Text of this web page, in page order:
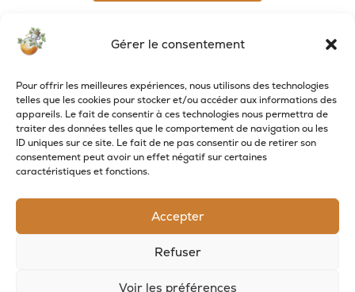
Gérer le consentement
Pour offrir les meilleures expériences, nous utilisons des technologies
telles que les cookies pour stocker et/ou accéder aux informations des
appareils. Le fait de consentir à ces technologies nous permettra de
traiter des données telles que le comportement de navigation ou les
ID uniques sur ce site. Le fait de ne pas consentir ou de retirer son
consentement peut avoir un effet négatif sur certaines
caractéristiques et fonctions.
Accepter
Refuser
Voir les préférences
Inscrivez-vous à notre newsletter pour
recevoir des offres et suivre nos actus